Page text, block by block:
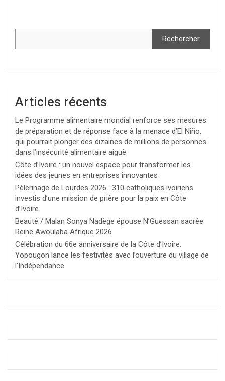
Rechercher
Articles récents
Le Programme alimentaire mondial renforce ses mesures
de préparation et de réponse face à la menace d’El Niño,
qui pourrait plonger des dizaines de millions de personnes
dans l’insécurité alimentaire aiguë
Côte d’Ivoire : un nouvel espace pour transformer les
idées des jeunes en entreprises innovantes
Pèlerinage de Lourdes 2026 : 310 catholiques ivoiriens
investis d’une mission de prière pour la paix en Côte
d’Ivoire
Beauté / Malan Sonya Nadège épouse N’Guessan sacrée
Reine Awoulaba Afrique 2026
Célébration du 66e anniversaire de la Côte d’Ivoire:
Yopougon lance les festivités avec l’ouverture du village de
l’Indépendance